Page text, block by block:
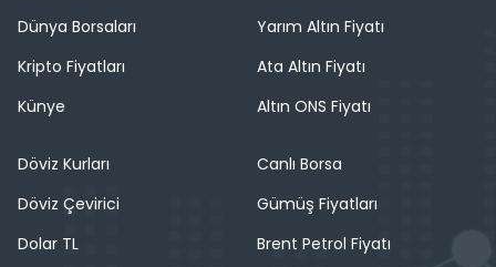
Dünya Borsaları
Kripto Fiyatları
Künye
Yarım Altın Fiyatı
Ata Altın Fiyatı
Altın ONS Fiyatı
Döviz Kurları
Döviz Çevirici
Dolar TL
Canlı Borsa
Gümüş Fiyatları
Brent Petrol Fiyatı